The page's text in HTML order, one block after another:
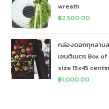
wreath
฿2,500.00
กล่องดอกกุหลาบส
เซนติเมตร Box
size 15x45
฿1,000.00